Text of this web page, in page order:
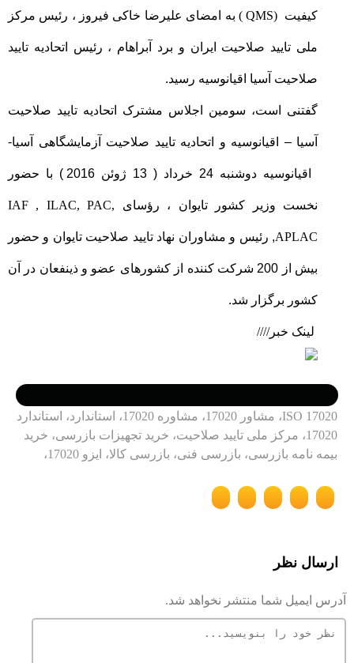
کیفیت QMS)
( به امضای علیرضا خاکی فیروز ، رئیس مرکز
ملی تایید صلاحیت ایران و برد آبراهام ، رئیس اتحادیه تایید
صلاحیت آسیا اقیانوسیه رسید.
گفتنی است، سومین اجلاس مشترک اتحادیه تایید صلاحیت
آسیا – اقیانوسیه و اتحادیه تایید صلاحیت آزمایشگاهی آسیا-
اقیانوسیه دوشنبه 24 خرداد ( 13 ژوئن 2016 ) با حضور
نخست وزیر کشور تایوان ، رؤسای IAF , ILAC, PAC,
APLAC, رئیس و مشاوران نهاد تایید صلاحیت تایوان و حضور
بیش از 200 شرکت کننده از کشورهای عضو و ذینفعان در آن
کشور برگزار شد.
لینک خبر////
ISO 17020، مشاور 17020، مشاوره 17020، استاندارد، استاندارد
17020، مرکز ملی تایید صلاحیت، خرید تجهیزات بازرسی، خرید
بیمه نامه بازرسی، بازرسی فنی، بازرسی کالا، ایزو 17020،
ارسال نظر
آدرس ایمیل شما منتشر نخواهد شد.